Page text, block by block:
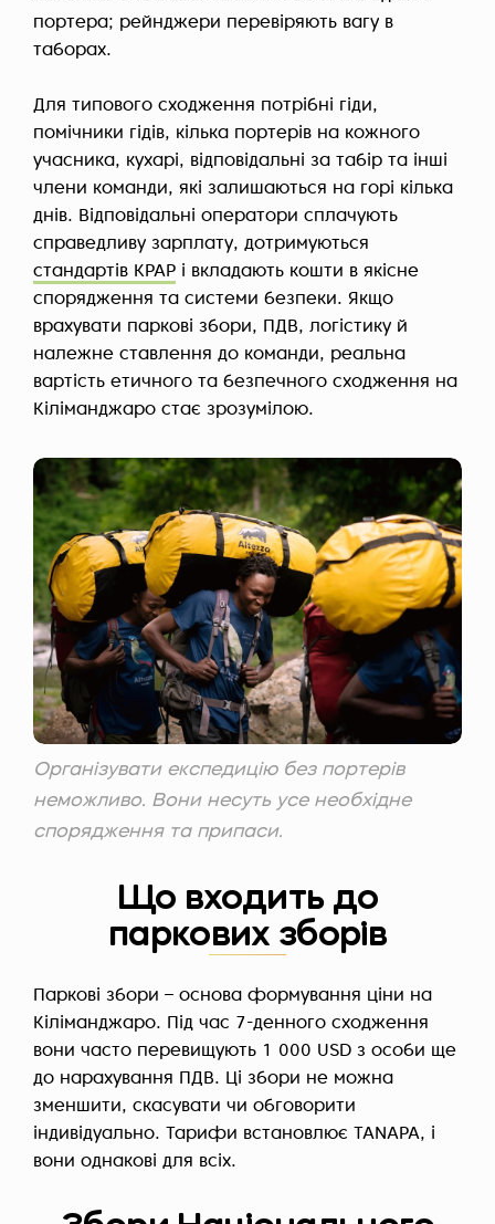
портера; рейнджери перевіряють вагу в
таборах.
Для типового сходження потрібні гіди,
помічники гідів, кілька портерів на кожного
учасника, кухарі, відповідальні за табір та інші
члени команди, які залишаються на горі кілька
днів. Відповідальні оператори сплачують
справедливу зарплату, дотримуються
стандартів KPAP і вкладають кошти в якісне
спорядження та системи безпеки. Якщо
врахувати паркові збори, ПДВ, логістику й
належне ставлення до команди, реальна
вартість етичного та безпечного сходження на
Кіліманджаро стає зрозумілою.
Організувати експедицію без портерів
неможливо. Вони несуть усе необхідне
спорядження та припаси.
Що входить до
паркових зборів
Паркові збори – основа формування ціни на
Кіліманджаро. Під час 7-денного сходження
вони часто перевищують 1 000 USD з особи ще
до нарахування ПДВ. Ці збори не можна
зменшити, скасувати чи обговорити
індивідуально. Тарифи встановлює TANAPA, і
вони однакові для всіх.